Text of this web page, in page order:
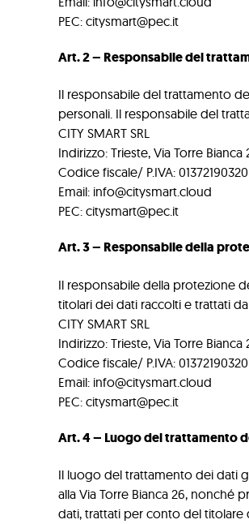
PEC: citysmart@pec.it
Art. 2 – Responsabile del
Il responsabile del trattamento
personali. Il responsabile del
CITY SMART SRL
Indirizzo: Trieste, Via Torre Bianca
Codice fiscale/ P.IVA: 01372190320
Email: info@citysmart.cloud
PEC: citysmart@pec.it
Art. 3 – Responsabile della
Il responsabile della protezione
titolari dei dati raccolti e trattati
CITY SMART SRL
Indirizzo: Trieste, Via Torre Bianca
Codice fiscale/ P.IVA: 01372190320
Email: info@citysmart.cloud
PEC: citysmart@pec.it
Art. 4 – Luogo del trattamento
Il luogo del trattamento dei dati
alla Via Torre Bianca 26, nonché
dati, trattati per conto del titolare